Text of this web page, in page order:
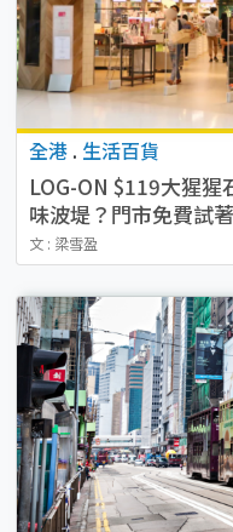
全港 . 生活百貨
LOG-ON $119大猩
味波堤？門市免費試著
文 : 梁雪盈